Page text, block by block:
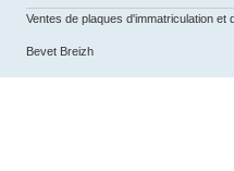
Ventes de plaques d'immatriculation et
Bevet Breizh